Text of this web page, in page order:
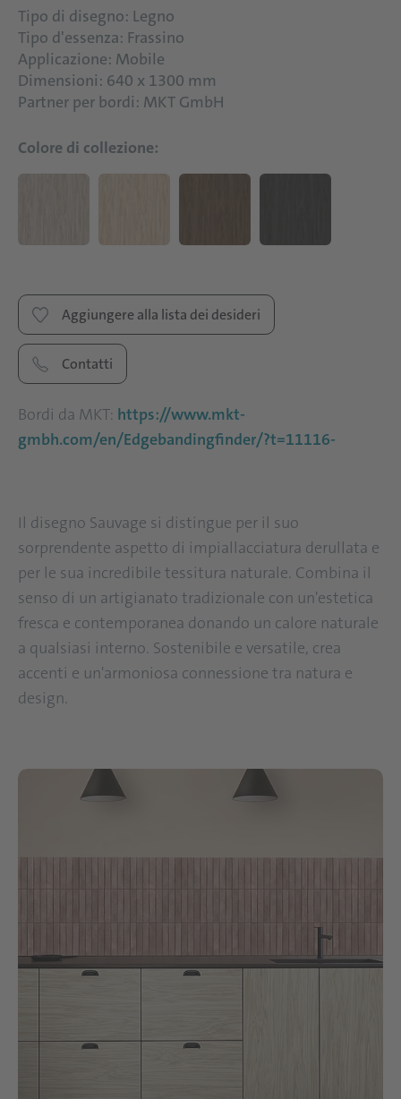
Tipo di disegno: Legno
Tipo d'essenza: Frassino
Applicazione: Mobile
Dimensioni: 640 x 1300 mm
Partner per bordi: MKT GmbH
Colore di collezione:
Aggiungere alla lista dei desideri
Contatti
Bordi da MKT: https://www.mkt-
gmbh.com/en/Edgebandingfinder/?t=11116-
Il disegno Sauvage si distingue per il suo
sorprendente aspetto di impiallacciatura derullata e
per le sua incredibile tessitura naturale. Combina il
senso di un artigianato tradizionale con un'estetica
fresca e contemporanea donando un calore naturale
a qualsiasi interno. Sostenibile e versatile, crea
accenti e un'armoniosa connessione tra natura e
design.